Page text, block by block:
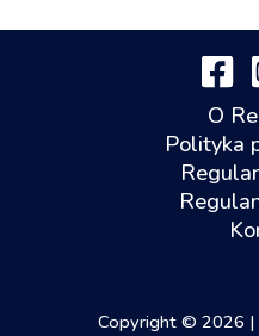
O
Polityka
Copyright © 2026 |